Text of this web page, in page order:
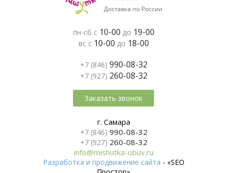
пн-сб с 10-00 до 19-00
вс с 10-00 до 18-00
+7 (846) 990-08-32
+7 (927) 260-08-32
Заказать звонок
г. Самара
+7 (846) 990-08-32
+7 (927) 260-08-32
info@mishutka-obuv.ru
Разработка и продвижение сайта - «SEO